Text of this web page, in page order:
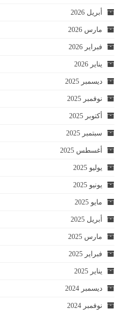
أبريل 2026
مارس 2026
فبراير 2026
يناير 2026
ديسمبر 2025
نوفمبر 2025
أكتوبر 2025
سبتمبر 2025
أغسطس 2025
يوليو 2025
يونيو 2025
مايو 2025
أبريل 2025
مارس 2025
فبراير 2025
يناير 2025
ديسمبر 2024
نوفمبر 2024